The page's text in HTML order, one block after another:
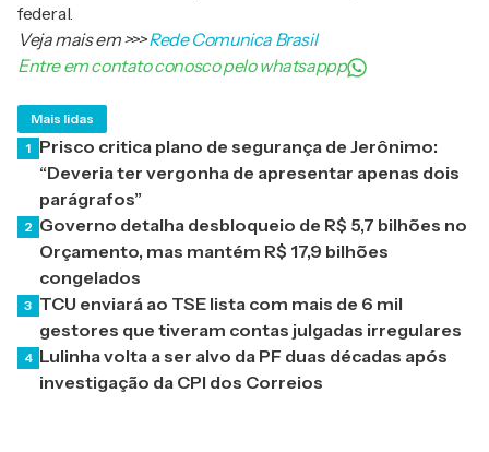
federal.
Veja mais em>>>Rede Comunica Brasil
Entre em contato conosco pelo whatsappp
Mais lidas
1 Prisco critica plano de segurança de Jerônimo:
“Deveria ter vergonha de apresentar apenas dois
parágrafos”
2 Governo detalha desbloqueio de R$ 5,7 bilhões no
Orçamento, mas mantém R$ 17,9 bilhões
congelados
3 TCU enviará ao TSE lista com mais de 6 mil
gestores que tiveram contas julgadas irregulares
4 Lulinha volta a ser alvo da PF duas décadas após
investigação da CPI dos Correios